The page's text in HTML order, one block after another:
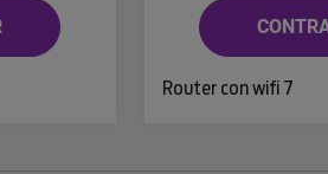
Router con wifi 7